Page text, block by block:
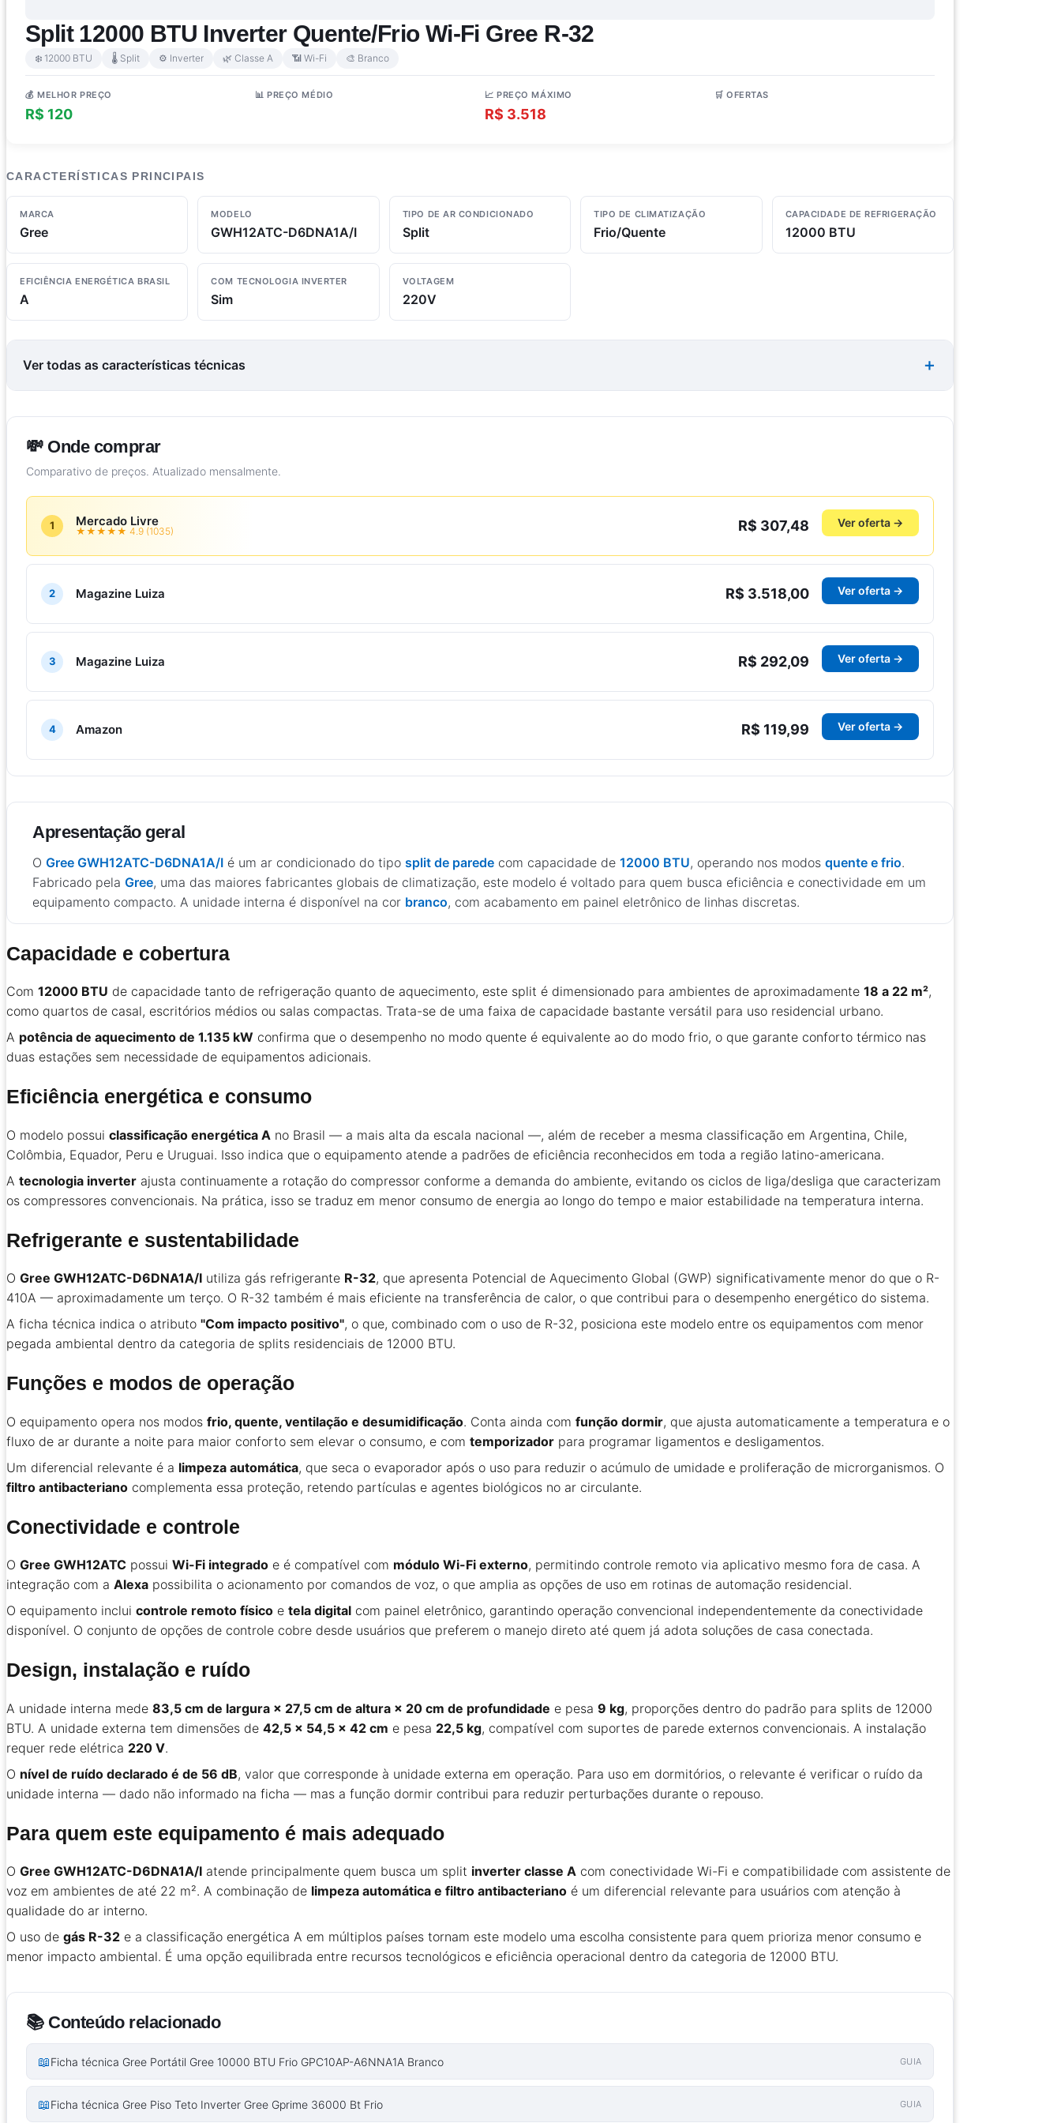
Split 12000 BTU Inverter Quente/Frio Wi-Fi Gree R-32
❄️ 12000 BTU 🌡️ Split ⚙️ Inverter 🌿 Classe A 📶 Wi-Fi 🎨 Branco
💰 MELHOR PREÇO
R$ 120
📊 PREÇO MÉDIO 📈 PREÇO MÁXIMO
R$ 3.518
🛒 OFERTAS
CARACTERÍSTICAS PRINCIPAIS
MARCA
Gree
MODELO
GWH12ATC-D6DNA1A/I
TIPO DE AR CONDICIONADO
Split
TIPO DE CLIMATIZAÇÃO
Frio/Quente
CAPACIDADE DE REFRIGERAÇÃO
12000 BTU
EFICIÊNCIA ENERGÉTICA BRASIL
A
COM TECNOLOGIA INVERTER
Sim
VOLTAGEM
220V
Ver todas as características técnicas
💸 Onde comprar
Comparativo de preços. Atualizado mensalmente.
1 Mercado Livre
★★★★★ 4.9 (1035) R$ 307,48 Ver oferta →
2 Magazine Luiza R$ 3.518,00 Ver oferta →
3 Magazine Luiza R$ 292,09 Ver oferta →
4 Amazon R$ 119,99 Ver oferta →
Apresentação geral
O Gree GWH12ATC-D6DNA1A/I é um ar condicionado do tipo split de parede com capacidade de 12000 BTU, operando nos modos quente e frio.
Fabricado pela Gree, uma das maiores fabricantes globais de climatização, este modelo é voltado para quem busca eficiência e conectividade em um
equipamento compacto. A unidade interna é disponível na cor branco, com acabamento em painel eletrônico de linhas discretas.
Capacidade e cobertura
Com 12000 BTU de capacidade tanto de refrigeração quanto de aquecimento, este split é dimensionado para ambientes de aproximadamente 18 a 22 m²,
como quartos de casal, escritórios médios ou salas compactas. Trata-se de uma faixa de capacidade bastante versátil para uso residencial urbano.
A potência de aquecimento de 1.135 kW confirma que o desempenho no modo quente é equivalente ao do modo frio, o que garante conforto térmico nas
duas estações sem necessidade de equipamentos adicionais.
Eficiência energética e consumo
O modelo possui classificação energética A no Brasil — a mais alta da escala nacional —, além de receber a mesma classificação em Argentina, Chile,
Colômbia, Equador, Peru e Uruguai. Isso indica que o equipamento atende a padrões de eficiência reconhecidos em toda a região latino-americana.
A tecnologia inverter ajusta continuamente a rotação do compressor conforme a demanda do ambiente, evitando os ciclos de liga/desliga que caracterizam
os compressores convencionais. Na prática, isso se traduz em menor consumo de energia ao longo do tempo e maior estabilidade na temperatura interna.
Refrigerante e sustentabilidade
O Gree GWH12ATC-D6DNA1A/I utiliza gás refrigerante R-32, que apresenta Potencial de Aquecimento Global (GWP) significativamente menor do que o R-
410A — aproximadamente um terço. O R-32 também é mais eficiente na transferência de calor, o que contribui para o desempenho energético do sistema.
A ficha técnica indica o atributo "Com impacto positivo", o que, combinado com o uso de R-32, posiciona este modelo entre os equipamentos com menor
pegada ambiental dentro da categoria de splits residenciais de 12000 BTU.
Funções e modos de operação
O equipamento opera nos modos frio, quente, ventilação e desumidificação. Conta ainda com função dormir, que ajusta automaticamente a temperatura e o
fluxo de ar durante a noite para maior conforto sem elevar o consumo, e com temporizador para programar ligamentos e desligamentos.
Um diferencial relevante é a limpeza automática, que seca o evaporador após o uso para reduzir o acúmulo de umidade e proliferação de microrganismos. O
filtro antibacteriano complementa essa proteção, retendo partículas e agentes biológicos no ar circulante.
Conectividade e controle
O Gree GWH12ATC possui Wi-Fi integrado e é compatível com módulo Wi-Fi externo, permitindo controle remoto via aplicativo mesmo fora de casa. A
integração com a Alexa possibilita o acionamento por comandos de voz, o que amplia as opções de uso em rotinas de automação residencial.
O equipamento inclui controle remoto físico e tela digital com painel eletrônico, garantindo operação convencional independentemente da conectividade
disponível. O conjunto de opções de controle cobre desde usuários que preferem o manejo direto até quem já adota soluções de casa conectada.
Design, instalação e ruído
A unidade interna mede 83,5 cm de largura × 27,5 cm de altura × 20 cm de profundidade e pesa 9 kg, proporções dentro do padrão para splits de 12000
BTU. A unidade externa tem dimensões de 42,5 × 54,5 × 42 cm e pesa 22,5 kg, compatível com suportes de parede externos convencionais. A instalação
requer rede elétrica 220 V.
O nível de ruído declarado é de 56 dB, valor que corresponde à unidade externa em operação. Para uso em dormitórios, o relevante é verificar o ruído da
unidade interna — dado não informado na ficha — mas a função dormir contribui para reduzir perturbações durante o repouso.
Para quem este equipamento é mais adequado
O Gree GWH12ATC-D6DNA1A/I atende principalmente quem busca um split inverter classe A com conectividade Wi-Fi e compatibilidade com assistente de
voz em ambientes de até 22 m². A combinação de limpeza automática e filtro antibacteriano é um diferencial relevante para usuários com atenção à
qualidade do ar interno.
O uso de gás R-32 e a classificação energética A em múltiplos países tornam este modelo uma escolha consistente para quem prioriza menor consumo e
menor impacto ambiental. É uma opção equilibrada entre recursos tecnológicos e eficiência operacional dentro da categoria de 12000 BTU.
📚 Conteúdo relacionado
📖Ficha técnica Gree Portátil Gree 10000 BTU Frio GPC10AP-A6NNA1A Branco GUIA
📖Ficha técnica Gree Piso Teto Inverter Gree Gprime 36000 Bt Frio GUIA